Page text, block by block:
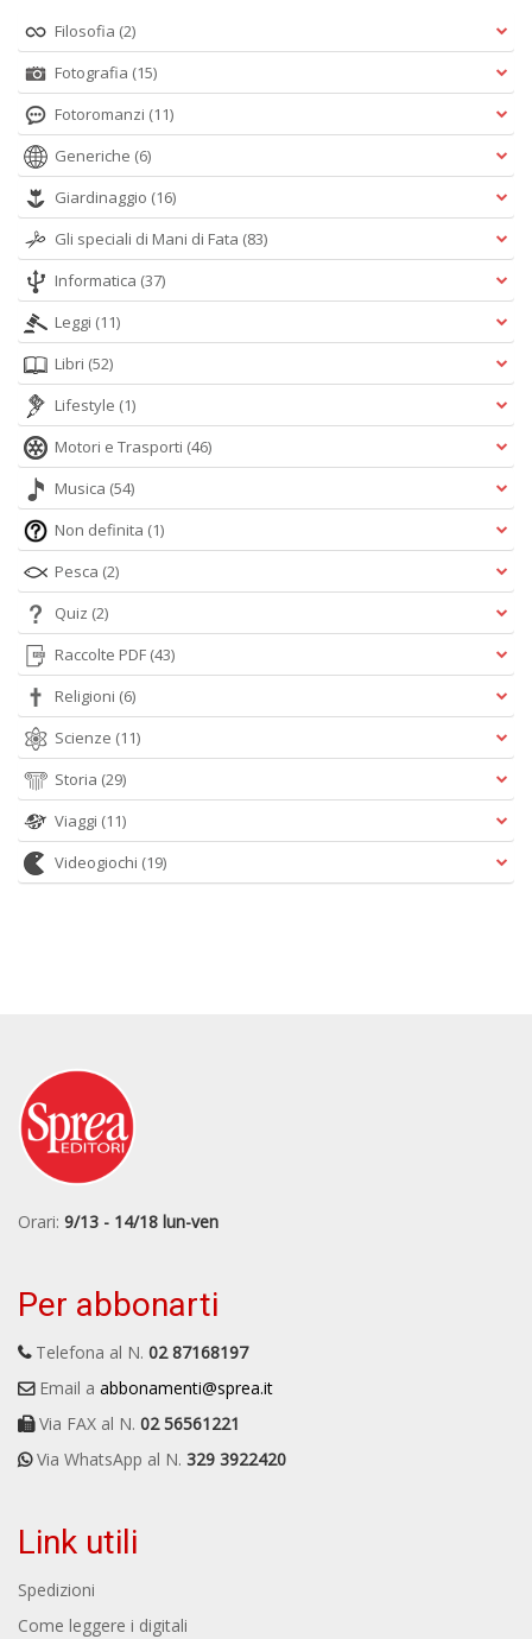
Filosofia (2)
Fotografia (15)
Fotoromanzi (11)
Generiche (6)
Giardinaggio (16)
Gli speciali di Mani di Fata (83)
Informatica (37)
Leggi (11)
Libri (52)
Lifestyle (1)
Motori e Trasporti (46)
Musica (54)
Non definita (1)
Pesca (2)
Quiz (2)
Raccolte PDF (43)
Religioni (6)
Scienze (11)
Storia (29)
Viaggi (11)
Videogiochi (19)
Orari: 9/13 - 14/18 lun-ven
Per abbonarti
Telefona al N. 02 87168197
Email a abbonamenti@sprea.it
Via FAX al N. 02 56561221
Via WhatsApp al N. 329 3922420
Link utili
Spedizioni
Come leggere i digitali